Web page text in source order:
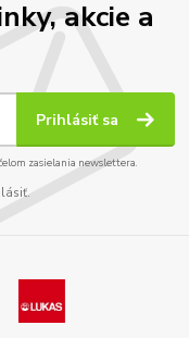
akcie a
Prihlásiť sa
zasielania newslettera.